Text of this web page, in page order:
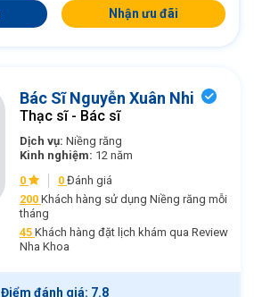
Nhận ưu đãi
Bác Sĩ Nguyễn Xuân Nhi
Thạc sĩ - Bác sĩ
Dịch vụ: Niềng răng
Kinh nghiệm: 12 năm
0
0 Đánh giá
200 Khách hàng sử dụng Niềng răng mỗi
tháng
45 Khách hàng đặt lịch khám qua Review
Nha Khoa
Điểm đánh giá: 7.8